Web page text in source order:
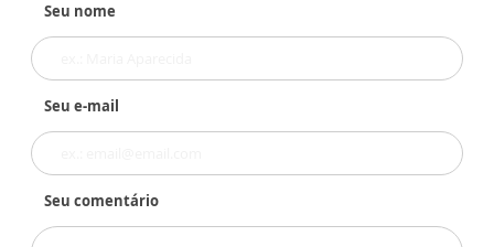
Seu nome
Seu e-mail
Seu comentário